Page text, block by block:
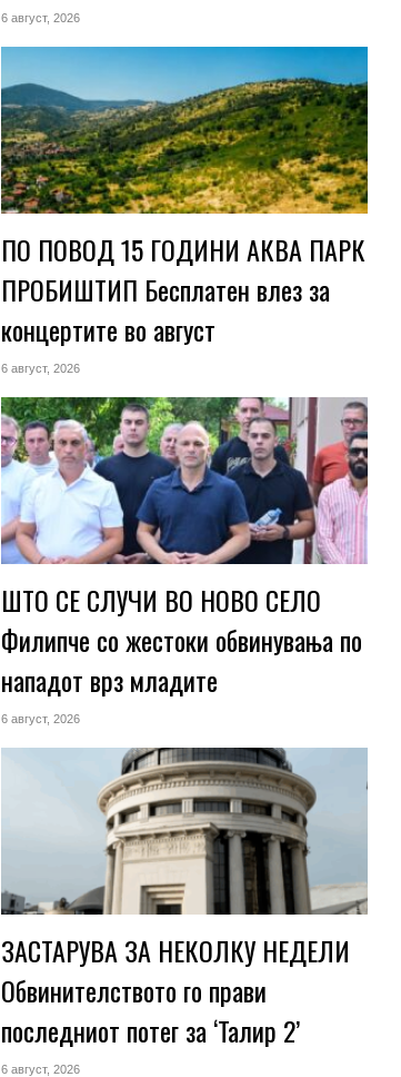
6 август, 2026
ПО ПОВОД 15 ГОДИНИ АКВА ПАРК
ПРОБИШТИП Бесплатен влез за
концертите во август
6 август, 2026
ШТО СЕ СЛУЧИ ВО НОВО СЕЛО
Филипче со жестоки обвинувања по
нападот врз младите
6 август, 2026
ЗАСТАРУВА ЗА НЕКОЛКУ НЕДЕЛИ
Обвинителството го прави
последниот потег за ‘Талир 2’
6 август, 2026